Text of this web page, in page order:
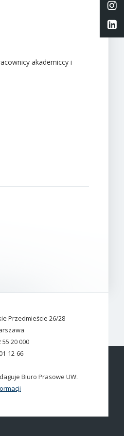
akademiccy i
Przedmieście 26/28
55 20 000
12-66
Biuro Prasowe UW.